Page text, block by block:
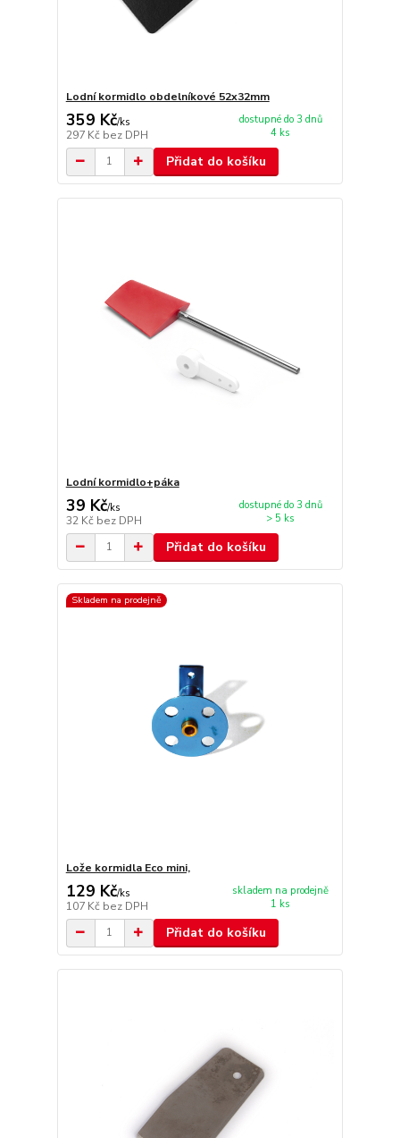
Lodní kormidlo obdelníkové 52x32mm
359 Kč/ks
297 Kč bez DPH
dostupné do 3 dnů
4 ks
Přidat do košíku
Lodní kormidlo+páka
39 Kč/ks
32 Kč bez DPH
dostupné do 3 dnů
> 5 ks
Přidat do košíku
Skladem na prodejně
Lože kormidla Eco mini,
129 Kč/ks
107 Kč bez DPH
skladem na prodejně
1 ks
Přidat do košíku